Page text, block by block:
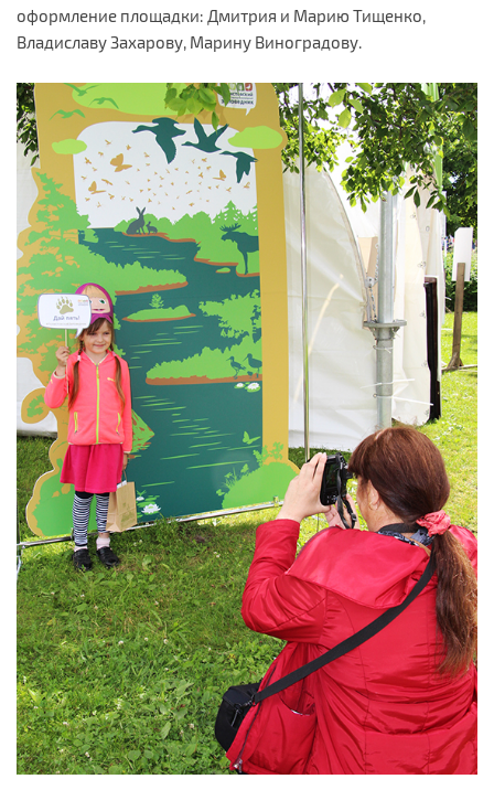
оформление площадки: Дмитрия и Марию Тищенко,
Владиславу Захарову, Марину Виноградову.